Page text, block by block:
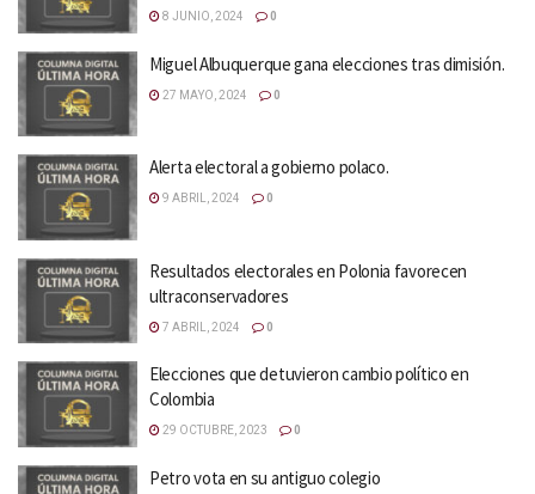
8 JUNIO, 2024 0
Miguel Albuquerque gana elecciones tras dimisión.
27 MAYO, 2024 0
Alerta electoral a gobierno polaco.
9 ABRIL, 2024 0
Resultados electorales en Polonia favorecen
ultraconservadores
7 ABRIL, 2024 0
Elecciones que detuvieron cambio político en
Colombia
29 OCTUBRE, 2023 0
Petro vota en su antiguo colegio